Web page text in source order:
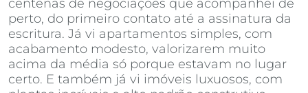
centenas de negociações que acompanhei de
perto, do primeiro contato até a assinatura da
escritura. Já vi apartamentos simples, com
acabamento modesto, valorizarem muito
acima da média só porque estavam no lugar
certo. E também já vi imóveis luxuosos, com